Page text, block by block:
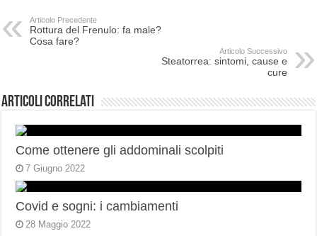
Articolo Precedente
Rottura del Frenulo: fa male?
Cosa fare?
Articolo Successivo
Steatorrea: sintomi, cause e
cure
Articoli correlati
Come ottenere gli addominali scolpiti
7 Giugno 2022
Covid e sogni: i cambiamenti
28 Maggio 2022